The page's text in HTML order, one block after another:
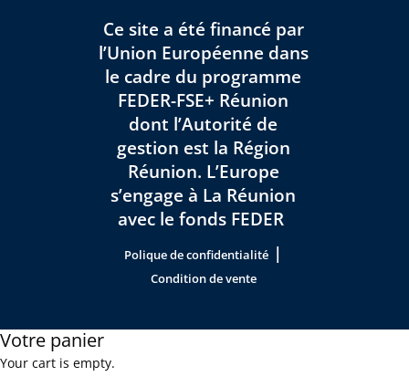
Ce site a été financé par
l’Union Européenne dans
le cadre du programme
FEDER-FSE+ Réunion
dont l’Autorité de
gestion est la Région
Réunion. L’Europe
s’engage à La Réunion
avec le fonds FEDER
Polique de confidentialité |
Condition de vente
Votre panier
Your cart is empty.